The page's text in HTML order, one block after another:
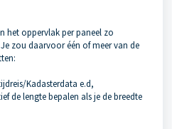
het oppervlak per paneel zo
zou daarvoor één of meer van de
Kadasterdata e.d,
de lengte bepalen als je de breedte